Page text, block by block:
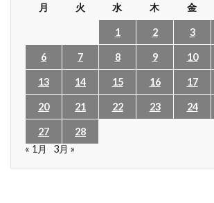
月
火 水 木 金
1 2 3
6 7 8 9 10
13 14 15 16 17
20 21 22 23 24
27
28
« 1月
3月 »